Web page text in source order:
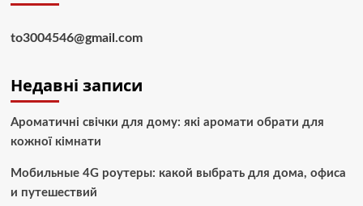
to3004546@gmail.com
Недавні записи
Ароматичні свічки для дому: які аромати обрати для
кожної кімнати
Мобильные 4G роутеры: какой выбрать для дома, офиса
и путешествий